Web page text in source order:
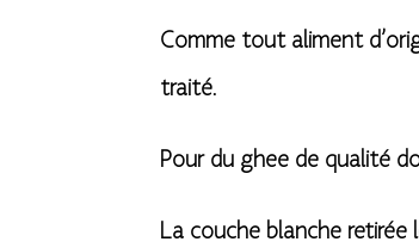
Comme tout aliment
traité.
Pour du ghee de qualité
La couche blanche